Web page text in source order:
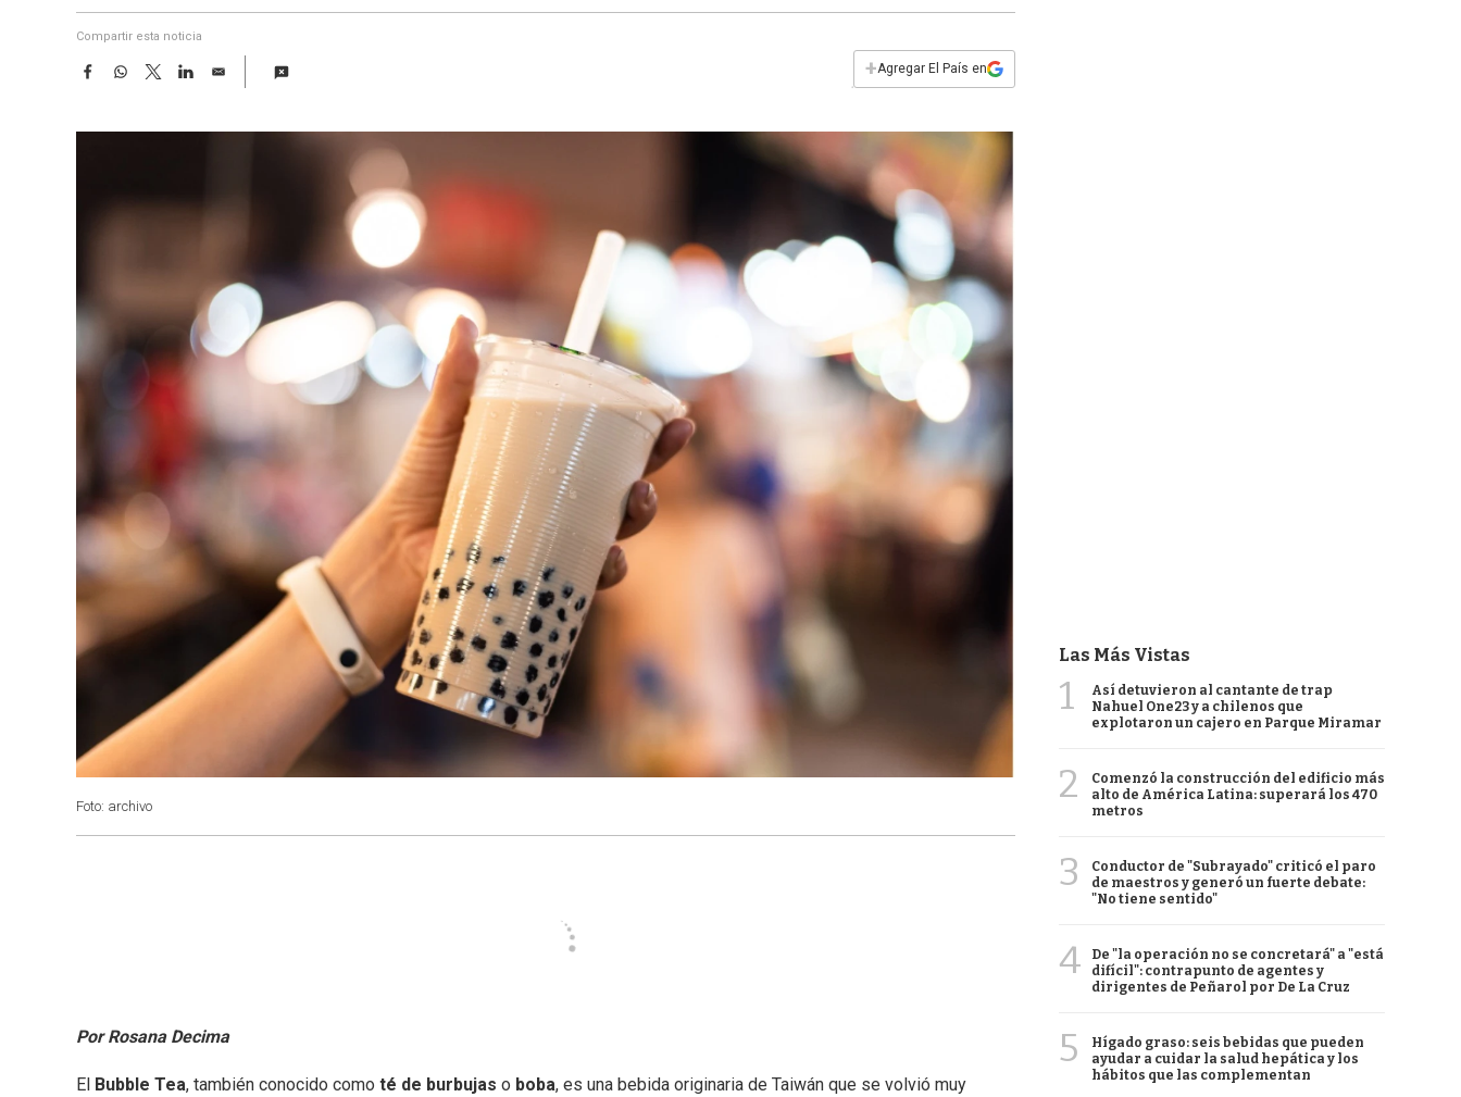
Compartir esta noticia
F
e
W
t
p
T
w
t
L
k
n
E
i
+Agregar El País en
Foto: archivo
Por Rosana Decima
El Bubble Tea, también conocido como té de burbujas o boba, es una bebida originaria de Taiwán que se volvió muy
Las Más Vistas
1
Así detuvieron al cantante de trap
Nahuel One23 y a chilenos que
explotaron un cajero en Parque Miramar
2
Comenzó la construcción del edificio más
alto de América Latina: superará los 470
metros
3
Conductor de "Subrayado" criticó el paro
de maestros y generó un fuerte debate:
"No tiene sentido"
4
De "la operación no se concretará" a "está
difícil": contrapunto de agentes y
dirigentes de Peñarol por De La Cruz
5
Hígado graso: seis bebidas que pueden
ayudar a cuidar la salud hepática y los
hábitos que las complementan